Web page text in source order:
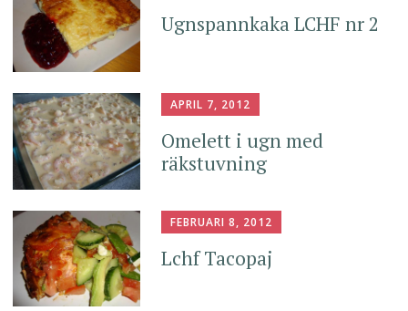
Ugnspannkaka LCHF nr 2
APRIL 7, 2012
Omelett i ugn med
räkstuvning
FEBRUARI 8, 2012
Lchf Tacopaj